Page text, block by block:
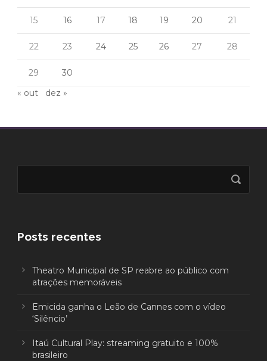
15 16 17 18 19 20 21
22 23 24 25 26 27 28
29
30
« out
dez »
Posts recentes
Theatro Municipal de SP reabre ao público com
atrações memoráveis
Emicida ganha o Leão de Cannes com o vídeo
‘Silêncio’
Itaú Cultural Play: streaming gratuito e 100%
brasileiro